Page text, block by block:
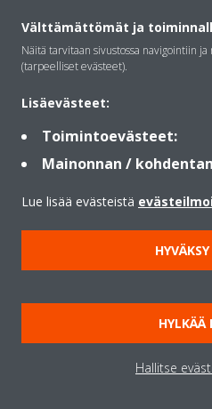
Ratkaisut
Yhteystiedot
Lämpöpumput
Copyright
Välttämättömät ja
Näitä tarvitaan sivustossa navigointiin
(tarpeelliset evästeet).
Lisäevästeet:
Toimintoevästeet:
Mainonnan /
Lue lisää evästeistä
HYLKÄÄ
Hallitse